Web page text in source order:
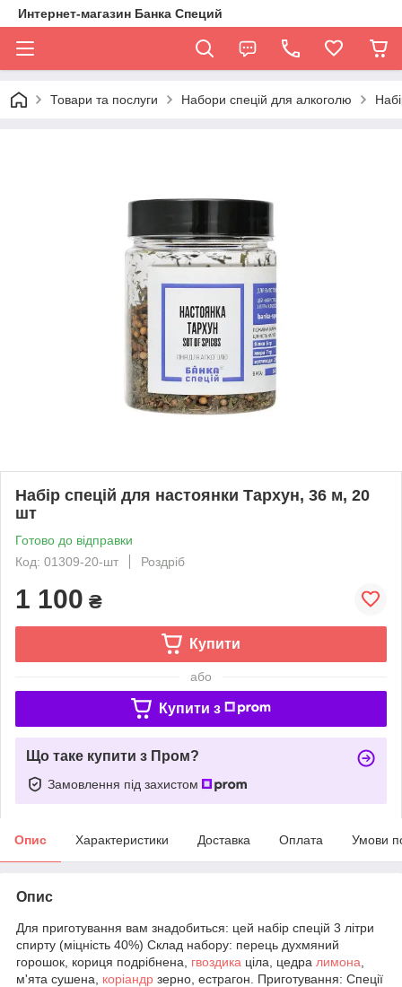
Интернет-магазин Банка Специй
Товари та послуги Набори спецій для алкоголю
Набір спецій для настоянки Тархун, 36 м, 20
шт
Готово до відправки
Код: 01309-20-шт
Роздріб
1 100 ₴
Купити
або
Купити з
Що таке купити з Пром?
Замовлення під захистом
Опис Характеристики Доставка Оплата Умови
Опис
Для приготування вам знадобиться: цей набір спецій 3 літри
спирту (міцність 40%) Склад набору: перець духмяний
горошок, кориця подрібнена, гвоздика ціла, цедра лимона
м'ята сушена, коріандр зерно, естрагон. Приготування: Спеції